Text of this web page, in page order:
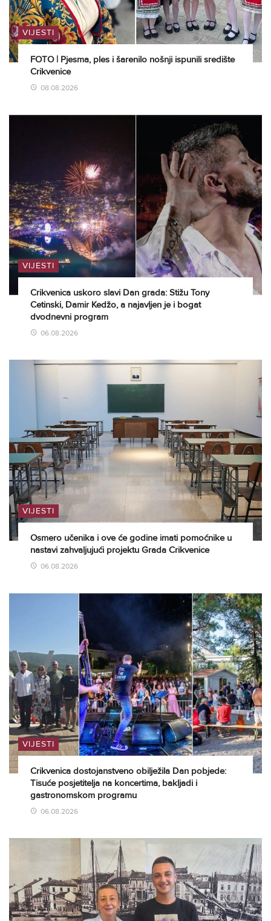
VIJESTI
FOTO | Pjesma, ples i šarenilo nošnji ispunili središte
Crikvenice
08.08.2026
VIJESTI
Crikvenica uskoro slavi Dan grada: Stižu Tony
Cetinski, Damir Kedžo, a najavljen je i bogat
dvodnevni program
06.08.2026
VIJESTI
Osmero učenika i ove će godine imati pomoćnike u
nastavi zahvaljujući projektu Grada Crikvenice
06.08.2026
VIJESTI
Crikvenica dostojanstveno obilježila Dan pobjede:
Tisuće posjetitelja na koncertima, bakljadi i
gastronomskom programu
06.08.2026